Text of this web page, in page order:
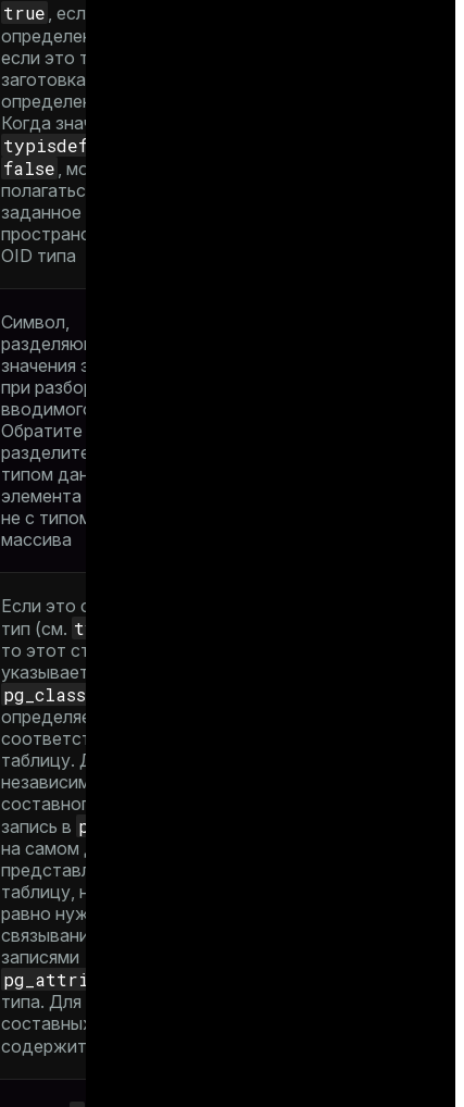
true , если тип
определен.
если это тип-
заготовка для еще не
определенного типа.
Когда значение
typisdefined
false , можно
полагаться только на
заданное имя,
пространство имен и
OID типа
Символ,
разделяющий два
значения этого типа
при разборе
вводимого массива.
Обратите внимание:
разделитель связан с
типом данных
элемента массива, а
не с типом данных
массива
Если это составной
тип (см. typtype
то этот столбец
указывает на запись
pg_class
определяет
соответствующую
таблицу. Для
независимого
составного типа
запись в pg_class
на самом деле не
представляет
таблицу, но она все
равно нужна для
связывания с
записями
pg_attribute
типа. Для не
составных типов
содержит